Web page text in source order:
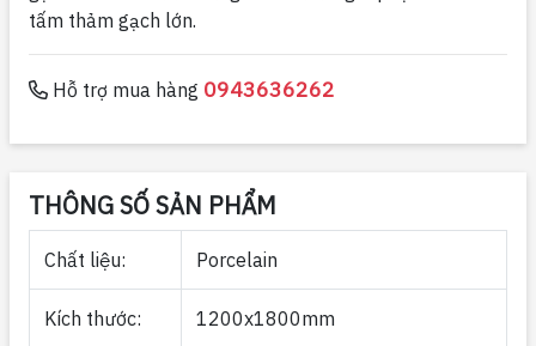
tấm thảm gạch lớn.
Hỗ trợ mua hàng 0943636262
THÔNG SỐ SẢN PHẨM
Chất liệu: Porcelain
Kích thước: 1200x1800mm